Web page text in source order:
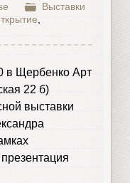
Выставки
в Щербенко Арт
22 б)
выставки